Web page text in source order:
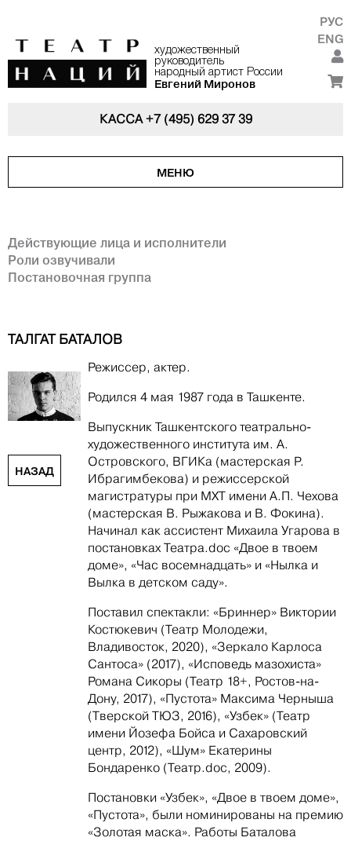
художественный
руководитель
народный артист России
Евгений Миронов
РУС
ENG
КАССА+7 (495) 629 37 39
МЕНЮ
Действующие лица и исполнители
Роли озвучивали
Постановочная группа
ТАЛГАТ БАТАЛОВ
НАЗАД
Режиссер, актер.
Родился 4 мая 1987 года в Ташкенте.
Выпускник Ташкентского театрально-
художественного института им. А.
Островского, ВГИКа (мастерская Р.
Ибрагимбекова) и режиссерской
магистратуры при МХТ имени А.П. Чехова
(мастерская В. Рыжакова и В. Фокина).
Начинал как ассистент Михаила Угарова в
постановках Театра.doc «Двое в твоем
доме», «Час восемнадцать» и «Нылка и
Вылка в детском саду».
Поставил спектакли: «Бриннер» Виктории
Костюкевич (Театр Молодежи,
Владивосток, 2020), «Зеркало Карлоса
Сантоса» (2017), «Исповедь мазохиста»
Романа Сикоры (Театр 18+, Ростов-на-
Дону, 2017), «Пустота» Максима Черныша
(Тверской ТЮЗ, 2016), «Узбек» (Театр
имени Йозефа Бойса и Сахаровский
центр, 2012), «Шум» Екатерины
Бондаренко (Театр.doc, 2009).
Постановки «Узбек», «Двое в твоем доме»,
«Пустота», были номинированы на премию
«Золотая маска». Работы Баталова